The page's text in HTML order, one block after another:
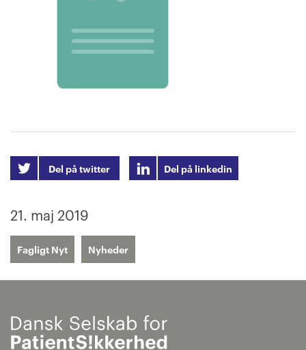
Del på twitter Del på linkedin
21. maj 2019
Fagligt Nyt Nyheder